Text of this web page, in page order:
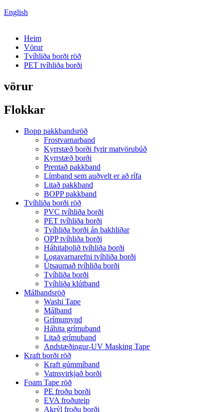
English
Heim
Vörur
Tvíhliða borði röð
PET tvíhliða borði
vörur
Flokkar
Bopp pakkbandsröð
Frostvarnarband
Kyrrstæð borði fyrir matvörubúð
Kyrrstæð borði
Prentað pakkband
Límband sem auðvelt er að rífa
Litað pakkband
BOPP pakkband
Tvíhliða borði röð
PVC tvíhliða borði
PET tvíhliða borði
Tvíhliða borði án bakhliðar
OPP tvíhliða borði
Háhitaþolið tvíhliða borði
Logavarnarefni tvíhliða borði
Útsaumað tvíhliða borði
Tvíhliða borði
Tvíhliða klútband
Málbandsröð
Washi Tape
Málband
Grímumynd
Háhita grímuband
Litað grímuband
Andstæðingur-UV Masking Tape
Kraft borði röð
Kraft gúmmíband
Vatnsvirkjað borði
Foam Tape röð
PE froðu borði
EVA froðuteip
Akrýl froðu borði